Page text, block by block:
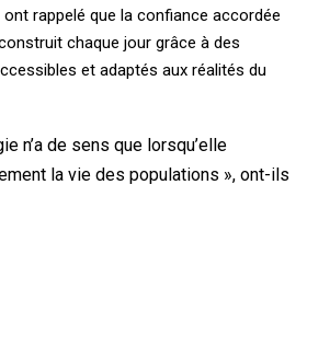
rappelé que la confiance accordée
chaque jour grâce à des
et adaptés aux réalités du
n’a de sens que lorsqu’elle
la vie des populations », ont-ils